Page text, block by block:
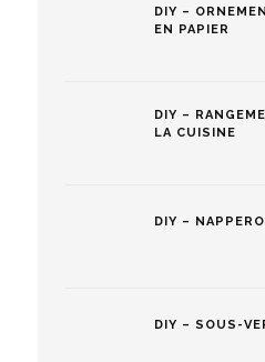
DIY –
EN PAPIER
DIY –
LA CUISINE
DIY –
DIY – SOUS-